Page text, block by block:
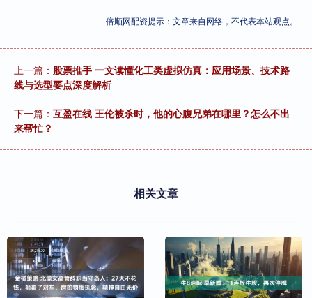
倍顺网配资提示：文章来自网络，不代表本站观点。
上一篇： 股票推手 一文读懂化工类虚拟仿真：应用场景、技术路
线与选型要点深度解析
下一篇： 互盈在线 王伦被杀时，他的心腹兄弟在哪里？怎么不出
来帮忙？
相关文章